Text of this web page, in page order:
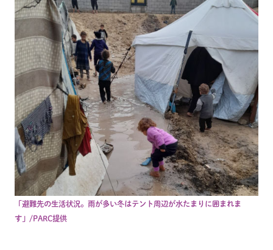
「避難先の生活状況。雨が多い冬はテント周辺が水たまりに囲まれま
す」/PARC提供